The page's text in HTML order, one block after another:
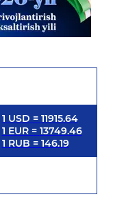
1 USD = 11915.64
1 EUR= 13749.46
1 RUB = 146.19